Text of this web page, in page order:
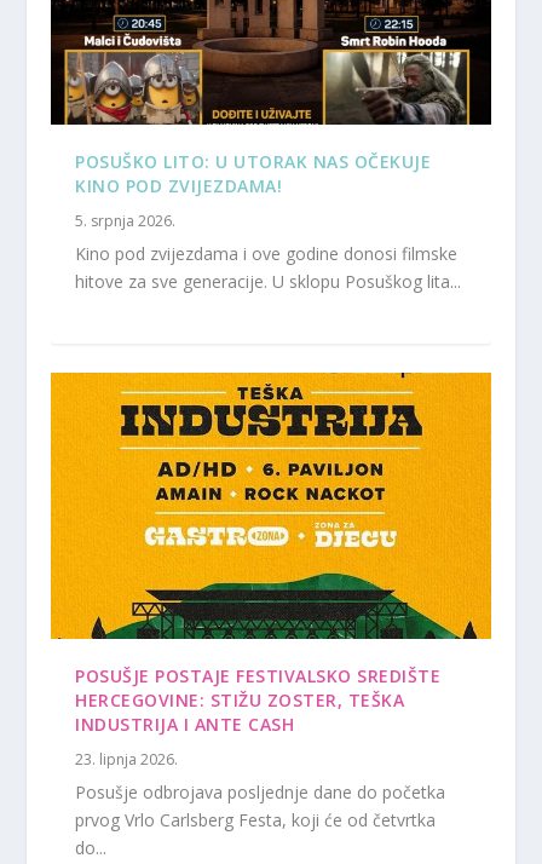
POSUŠKO LITO: U UTORAK NAS OČEKUJE
KINO POD ZVIJEZDAMA!
5. srpnja 2026.
Kino pod zvijezdama i ove godine donosi filmske
hitove za sve generacije. U sklopu Posuškog lita...
POSUŠJE POSTAJE FESTIVALSKO SREDIŠTE
HERCEGOVINE: STIŽU ZOSTER, TEŠKA
INDUSTRIJA I ANTE CASH
23. lipnja 2026.
Posušje odbrojava posljednje dane do početka
prvog Vrlo Carlsberg Festa, koji će od četvrtka
do...